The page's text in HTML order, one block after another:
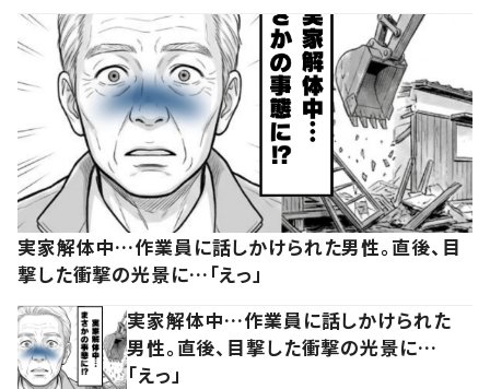
実家解体中…作業員に話しかけられた男性。直後、目
撃した衝撃の光景に…「えっ」
実家解体中…作業員に話しかけられた
男性。直後、目撃した衝撃の光景に…
「えっ」